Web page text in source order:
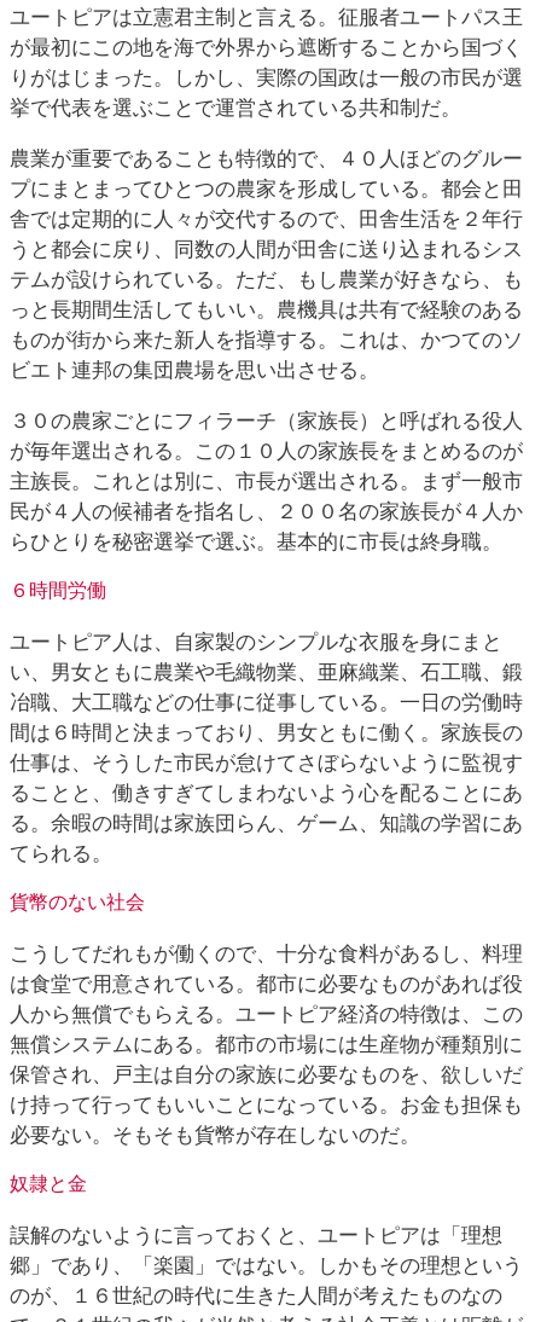
ユートピアは立憲君主制と言える。征服者ユートパス王
が最初にこの地を海で外界から遮断することから国づく
りがはじまった。しかし、実際の国政は一般の市民が選
挙で代表を選ぶことで運営されている共和制だ。
農業が重要であることも特徴的で、４０人ほどのグルー
プにまとまってひとつの農家を形成している。都会と田
舎では定期的に人々が交代するので、田舎生活を２年行
うと都会に戻り、同数の人間が田舎に送り込まれるシス
テムが設けられている。ただ、もし農業が好きなら、も
っと長期間生活してもいい。農機具は共有で経験のある
ものが街から来た新人を指導する。これは、かつてのソ
ビエト連邦の集団農場を思い出させる。
３０の農家ごとにフィラーチ（家族長）と呼ばれる役人
が毎年選出される。この１０人の家族長をまとめるのが
主族長。これとは別に、市長が選出される。まず一般市
民が４人の候補者を指名し、２００名の家族長が４人か
らひとりを秘密選挙で選ぶ。基本的に市長は終身職。
６時間労働
ユートピア人は、自家製のシンプルな衣服を身にまと
い、男女ともに農業や毛織物業、亜麻織業、石工職、鍛
冶職、大工職などの仕事に従事している。一日の労働時
間は６時間と決まっており、男女ともに働く。家族長の
仕事は、そうした市民が怠けてさぼらないように監視す
ることと、働きすぎてしまわないよう心を配ることにあ
る。余暇の時間は家族団らん、ゲーム、知識の学習にあ
てられる。
貨幣のない社会
こうしてだれもが働くので、十分な食料があるし、料理
は食堂で用意されている。都市に必要なものがあれば役
人から無償でもらえる。ユートピア経済の特徴は、この
無償システムにある。都市の市場には生産物が種類別に
保管され、戸主は自分の家族に必要なものを、欲しいだ
け持って行ってもいいことになっている。お金も担保も
必要ない。そもそも貨幣が存在しないのだ。
奴隷と金
誤解のないように言っておくと、ユートピアは「理想
郷」であり、「楽園」ではない。しかもその理想という
のが、１６世紀の時代に生きた人間が考えたものなの